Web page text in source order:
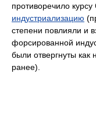
противоречило
индустриализацию
степени повлияли и
форсированной
были отвергнуты как
ранее).